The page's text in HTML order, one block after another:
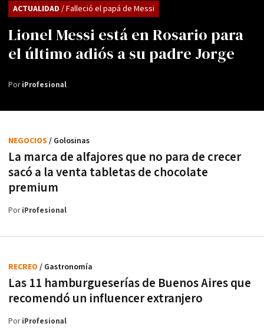
Lionel Messi está en Rosario para
el último adiós a su padre Jorge
ACTUALIDAD / Falleció el papá de Messi
PoriProfesional
La marca de alfajores que no para de crecer
sacó a la venta tabletas de chocolate
premium
NEGOCIOS / Golosinas
PoriProfesional
Las 11 hamburgueserías de Buenos Aires que
recomendó un influencer extranjero
RECREO / Gastronomía
PoriProfesional